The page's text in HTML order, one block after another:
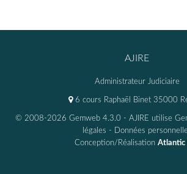
AJIRE
Administrateur Judiciaire
6 cours Raphaël Binet 35000
© 2008-2026 Gemweb 4.3.0 - AJIRE utilise
légales - Données
Conception/Réalisation Atlantic